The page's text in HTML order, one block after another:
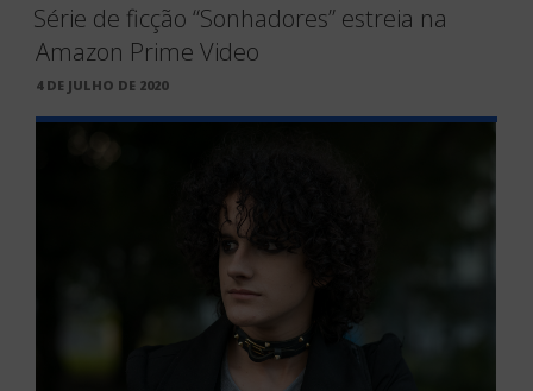
Série de ficção “Sonhadores” estreia na
Amazon Prime Video
PUBLICADO
4 DE JULHO DE 2020